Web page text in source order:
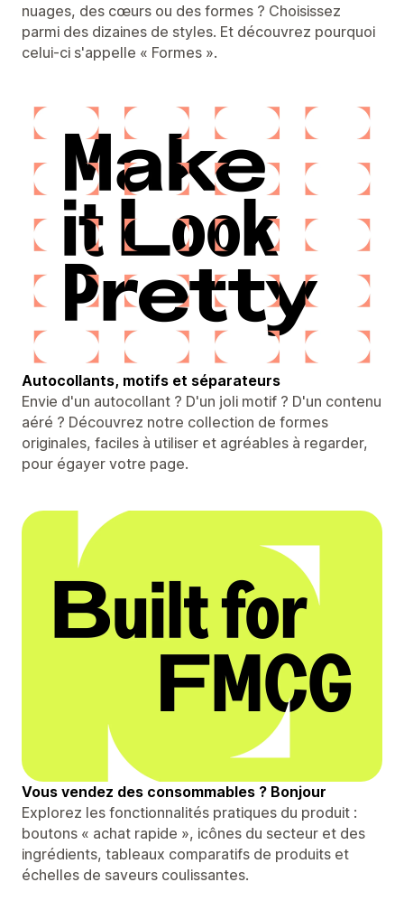
nuages, des cœurs ou des formes ? Choisissez
parmi des dizaines de styles. Et découvrez pourquoi
celui-ci s'appelle « Formes ».
Autocollants, motifs et séparateurs
Envie d'un autocollant ? D'un joli motif ? D'un contenu
aéré ? Découvrez notre collection de formes
originales, faciles à utiliser et agréables à regarder,
pour égayer votre page.
Vous vendez des consommables ? Bonjour
Explorez les fonctionnalités pratiques du produit :
boutons « achat rapide », icônes du secteur et des
ingrédients, tableaux comparatifs de produits et
échelles de saveurs coulissantes.